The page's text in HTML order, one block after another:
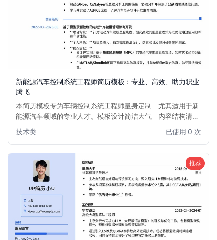
新能源汽车控制系统工程师简历模板：专业、高效、助力职业
腾飞
本简历模板专为车辆控制系统工程师量身定制，尤其适用于新
能源汽车领域的专业人才。模板设计简洁大气，内容结构清
程师寻求职业突破，还是有志于进入新能源汽车行业的求职
者，都能通过此模板高效展示核心竞争力，助力您在激烈的市
技术类 已使用 0 次
推荐